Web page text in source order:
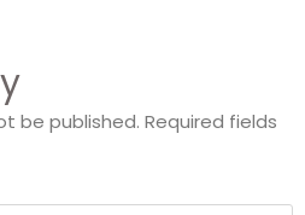
be published. Required fields